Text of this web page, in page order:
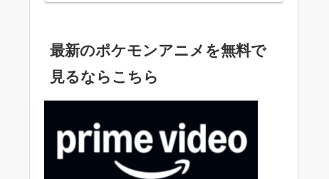
最新のポケモンアニメを無料で
見るならこちら